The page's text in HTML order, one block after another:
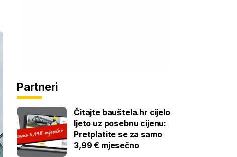
Partneri
Čitajte bauštela.hr cijelo
ljeto uz posebnu cijenu:
Pretplatite se za samo
3,99 € mjesečno